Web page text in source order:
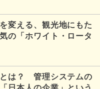
変える、観光地にもた
の「ホワイト・ロータ
は？ 管理システムの